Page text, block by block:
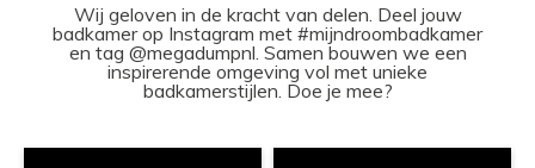
Wij geloven in de kracht van delen. Deel jouw
badkamer op Instagram met #mijndroombadkamer
en tag @megadumpnl. Samen bouwen we een
inspirerende omgeving vol met unieke
badkamerstijlen. Doe je mee?